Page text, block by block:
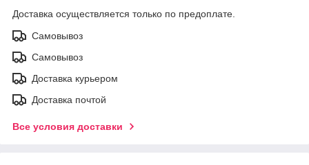
Доставка осуществляется только по предоплате.
Самовывоз
Самовывоз
Доставка курьером
Доставка почтой
Все условия доставки